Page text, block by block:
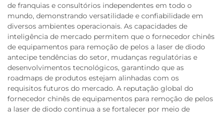
de franquias e consultórios independentes em todo o
mundo, demonstrando versatilidade e confiabilidade em
diversos ambientes operacionais. As capacidades de
inteligência de mercado permitem que o fornecedor chinês
de equipamentos para remoção de pelos a laser de diodo
antecipe tendências do setor, mudanças regulatórias e
desenvolvimentos tecnológicos, garantindo que as
roadmaps de produtos estejam alinhadas com os
requisitos futuros do mercado. A reputação global do
fornecedor chinês de equipamentos para remoção de pelos
a laser de diodo continua a se fortalecer por meio de